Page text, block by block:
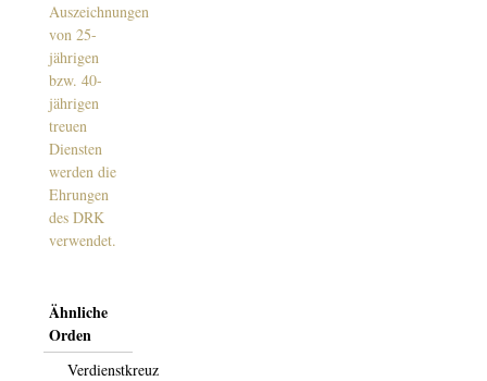
Auszeichnungen
von 25-
jährigen
bzw. 40-
jährigen
treuen
Diensten
werden die
Ehrungen
des DRK
verwendet.
Ähnliche
Orden
Verdienstkreuz